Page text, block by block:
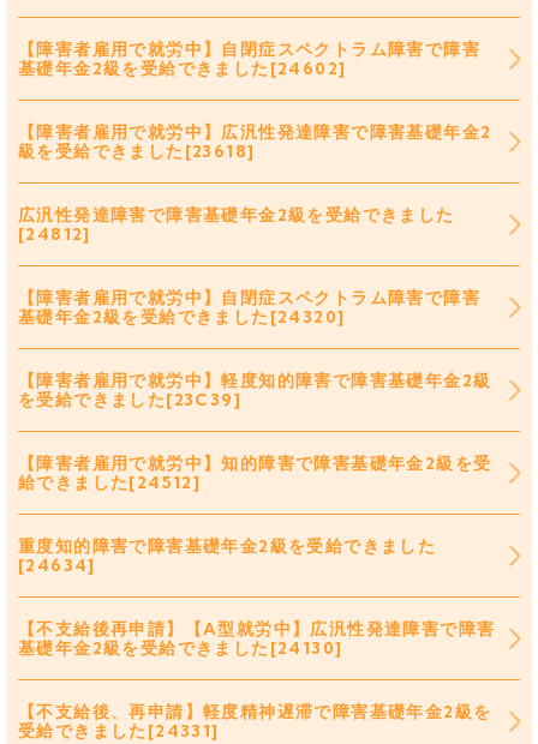
【障害者雇用で就労中】自閉症スペクトラム障害で障害
基礎年金2級を受給できました[24602]
【障害者雇用で就労中】広汎性発達障害で障害基礎年金2
級を受給できました[23618]
広汎性発達障害で障害基礎年金2級を受給できました
[24812]
【障害者雇用で就労中】自閉症スペクトラム障害で障害
基礎年金2級を受給できました[24320]
【障害者雇用で就労中】軽度知的障害で障害基礎年金2級
を受給できました[23C39]
【障害者雇用で就労中】知的障害で障害基礎年金2級を受
給できました[24512]
重度知的障害で障害基礎年金2級を受給できました
[24634]
【不支給後再申請】【A型就労中】広汎性発達障害で障害
基礎年金2級を受給できました[24130]
【不支給後、再申請】軽度精神遅滞で障害基礎年金2級を
受給できました[24331]